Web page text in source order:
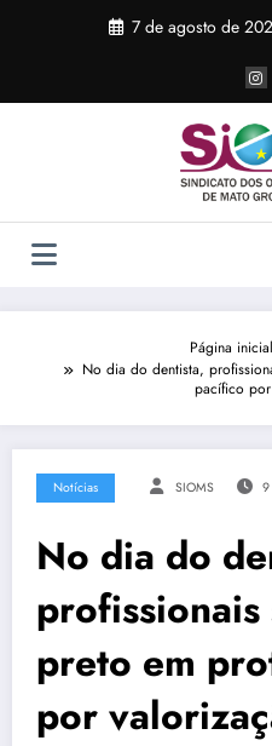
7 de agosto de
Página inicial
No dia do dentista,
pacífico
Notícias SIOMS 9
No dia do
profissionais
preto em
por